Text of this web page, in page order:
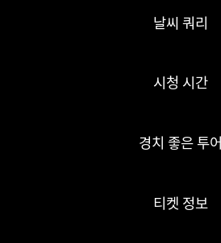
날씨 쿼리
시청 시간
경치 좋은 투어
티켓 정보